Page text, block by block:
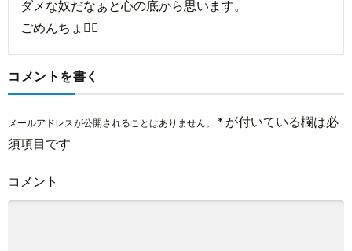
ダメな奴だなぁと心の底から思います。
ごめんちょ🙇‍♂️
コメントを書く
メールアドレスが公開されることはありません。 * が付いている欄は必
須項目です
コメント